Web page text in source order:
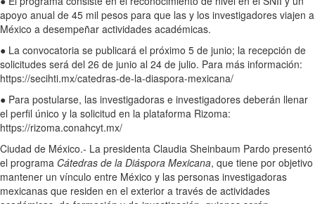
apoyo anual de 45 mil pesos para que las y los investigadores viajen a
México a desempeñar actividades académicas.
● La convocatoria se publicará el próximo 5 de junio; la recepción de
solicitudes será del 26 de junio al 24 de julio. Para más información:
https://secihti.mx/catedras-de-la-diaspora-mexicana/
● Para postularse, las investigadoras e investigadores deberán llenar
el perfil único y la solicitud en la plataforma Rizoma:
https://rizoma.conahcyt.mx/
Ciudad de México.- La presidenta Claudia Sheinbaum Pardo presentó
el programa Cátedras de la Diáspora Mexicana, que tiene por objetivo
mantener un vínculo entre México y las personas investigadoras
mexicanas que residen en el exterior a través de actividades